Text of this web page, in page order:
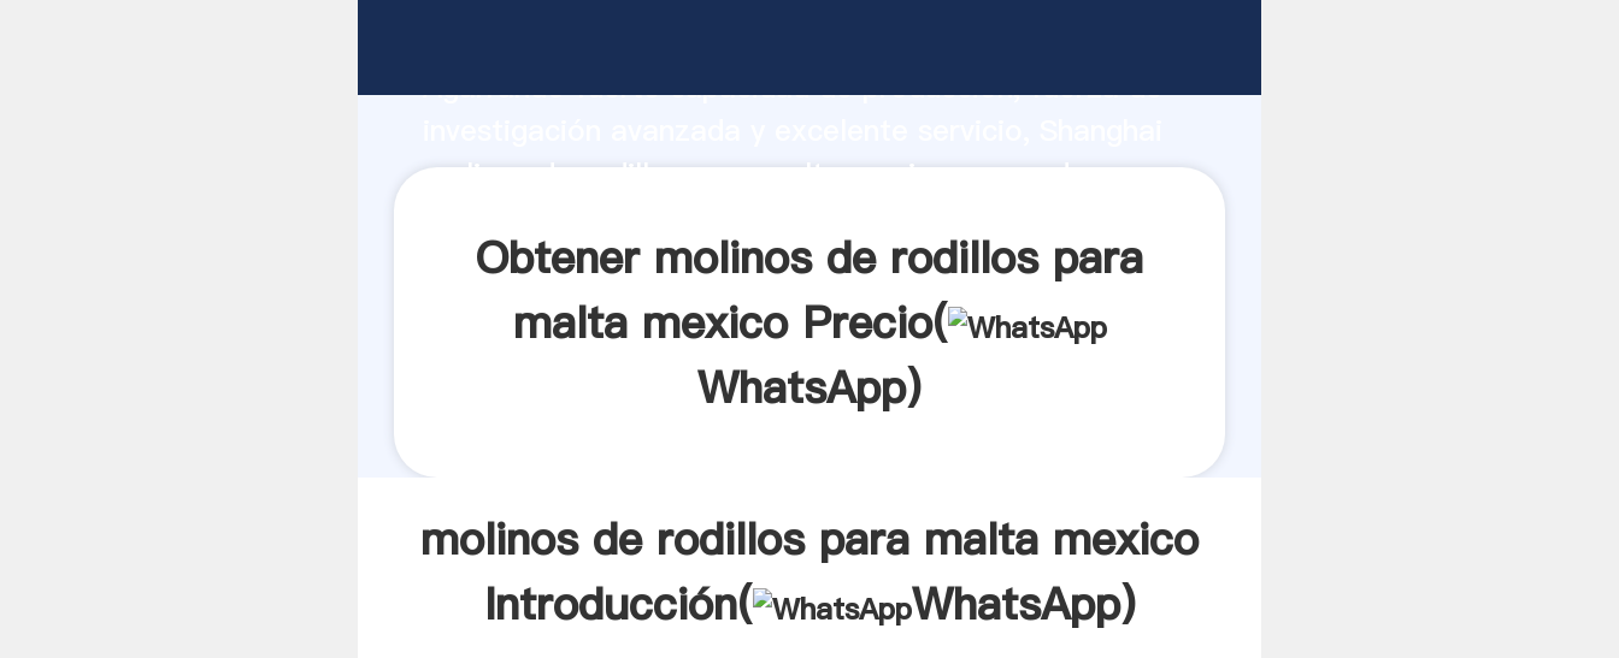
Agarrando fuerte capacidad de producción, fuerza de
molinos de rodillos para malta mexico proveedor crea
Obtener molinos de rodillos para
malta mexico Precio(
WhatsApp)
molinos de rodillos para malta mexico
Introducción(
WhatsApp)